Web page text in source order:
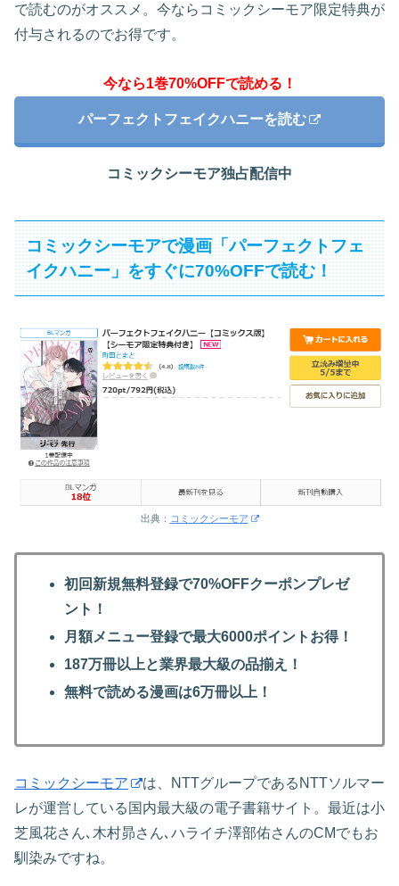
で読むのがオススメ。今ならコミックシーモア限定特典が
付与されるのでお得です。
今なら1巻70%OFFで読める！
パーフェクトフェイクハニーを読む
コミックシーモア独占配信中
コミックシーモアで漫画「パーフェクトフェ
イクハニー」をすぐに70%OFFで読む！
出典： コミックシーモア
初回新規無料登録で70%OFFクーポンプレゼ
ント！
月額メニュー登録で最大6000ポイントお得！
187万冊以上と業界最大級の品揃え！
無料で読める漫画は6万冊以上！
コミックシーモア
は、NTTグループであるNTTソルマー
レが運営している国内最大級の電子書籍サイト。最近は小
芝風花さん､木村昴さん､ハライチ澤部佑さんのCMでもお
馴染みですね。